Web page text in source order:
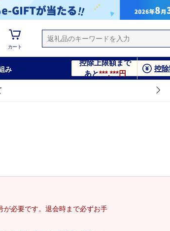
カート
み
控除上限額まで
あと***,***円
控
が必要です。退会時まで必ずお手